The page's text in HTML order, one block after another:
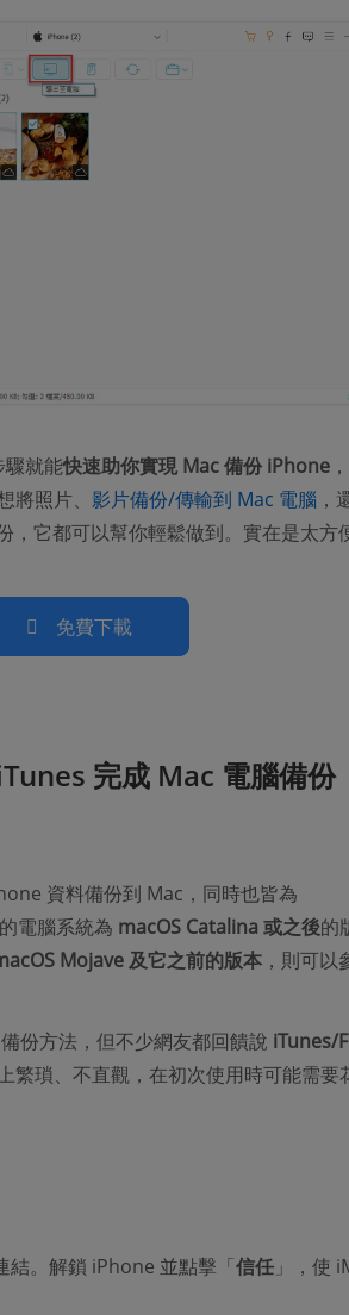
就能快速助你實現 Mac 備份 iPhone
照片、 影片備份/傳輸到 Mac 電腦 ，
，它都可以幫你輕鬆做到。實在是太方
免費下載
完成 Mac 電腦備份
資料備份到 Mac，同時也皆為
電腦系統為 macOS Catalina 或之後的
Mojave 及它之前的版本，則可以
份方法，但不少網友都回饋說 iTunes/
繁瑣、不直觀，在初次使用時可能需要
結。解鎖 iPhone 並點擊「信任」，使